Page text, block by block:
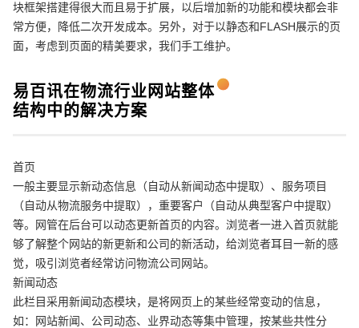
块框架搭建得很大而且易于扩展，以后增加新的功能和模块都会非
常方便，降低二次开发成本。另外，对于以静态和FLASH展示的页
面，考虑到页面的精美要求，我们手工维护。
易百讯在物流行业网站整体
结构中的解决方案
首页
一般主要显示新动态信息（自动从新闻动态中提取）、服务项目
（自动从物流服务中提取），重要客户（自动从典型客户中提取）
等。网管在后台可以动态更新首页的内容。浏览者一进入首页就能
够了解整个网站的新更新和公司的新活动，给浏览者耳目一新的感
觉，吸引浏览者经常访问物流公司网站。
新闻动态
此栏目采用新闻动态模块，是将网页上的某些经常变动的信息，
如：网站新闻、公司动态、业界动态等集中管理，按某些共性分
电话 微信号